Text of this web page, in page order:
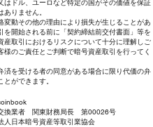
はドル、ユーロなど特定の国がその価値を保証
りません。
変動その他の理由により損失が生じることがあ
を開始される前に「契約締結前交付書面」等を
産取引におけるリスクについて十分に理解しご
様のご責任とご判断で暗号資産取引を行ってく
済を受ける者の同意がある場合に限り代価の弁
ができます。
換業者 関東財務局長 第00026号
人日本暗号資産等取引業協会